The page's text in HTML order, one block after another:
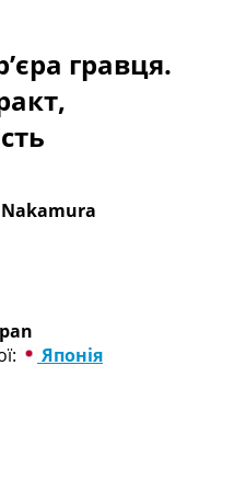
таблиці
гравця.
Японія